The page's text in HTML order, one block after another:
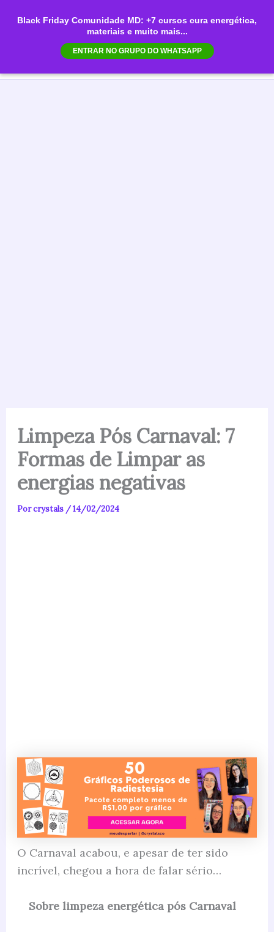
Black Friday Comunidade MD: +7 cursos cura energética,
materiais e muito mais...
ENTRAR NO GRUPO DO WHATSAPP
para
Limpeza Pós Carnaval: 7
Formas de Limpar as
energias negativas
Porcrystals /14/02/2024
O Carnaval acabou, e apesar de ter sido
incrível, chegou a hora de falar sério…
Sobre limpeza energética pós Carnaval